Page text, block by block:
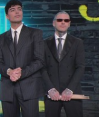
in conflitti armati, il
un fenomeno